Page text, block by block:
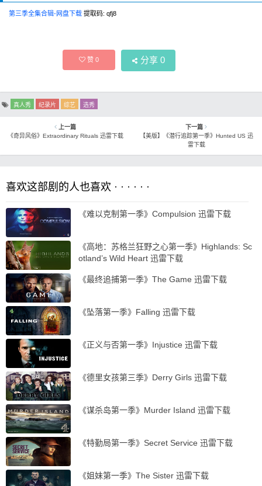
第三季全集合辑-网盘下载 提取码: qfj8
赞0 分享 0
真人秀 纪录片 综艺 选秀
上一篇
《奇异风俗》Extraordinary Rituals 迅雷下载
下一篇
【美版】《潜行追踪第一季》Hunted US 迅
雷下载
喜欢这部剧的人也喜欢 · · · · · ·
《难以克制第一季》Compulsion 迅雷下载
《高地：苏格兰狂野之心第一季》Highlands: Sc
otland’s Wild Heart 迅雷下载
《最终追捕第一季》The Game 迅雷下载
《坠落第一季》Falling 迅雷下载
《正义与否第一季》Injustice 迅雷下载
《德里女孩第三季》Derry Girls 迅雷下载
《谋杀岛第一季》Murder Island 迅雷下载
《特勤局第一季》Secret Service 迅雷下载
《姐妹第一季》The Sister 迅雷下载